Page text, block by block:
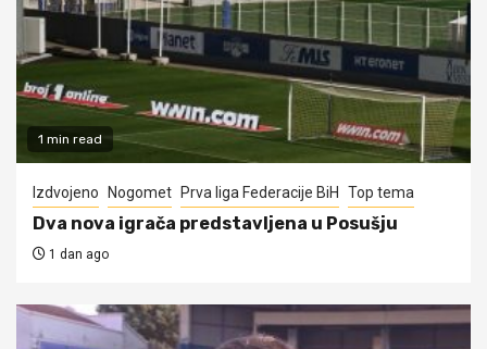
1 min read
Izdvojeno Nogomet Prva liga Federacije BiH Top tema
Dva nova igrača predstavljena u Posušju
1 dan ago